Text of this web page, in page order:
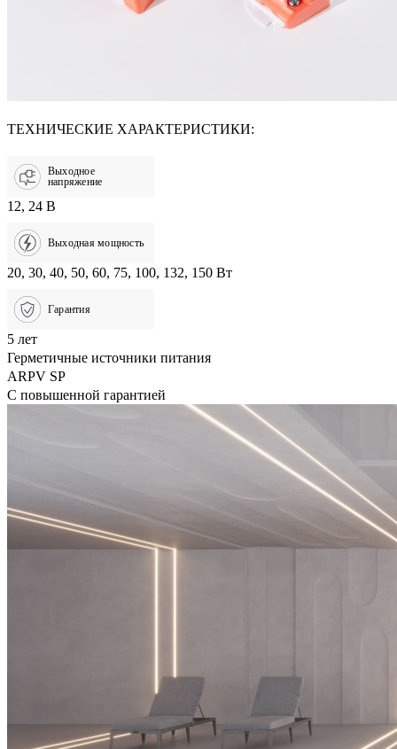
ТЕХНИЧЕСКИЕ ХАРАКТЕРИСТИКИ:
Выходное
напряжение
12, 24 В
Выходная мощность
20, 30, 40, 50, 60, 75, 100, 132, 150 Вт
Гарантия
5 лет
Герметичные источники питания
ARPV SP
С повышенной гарантией